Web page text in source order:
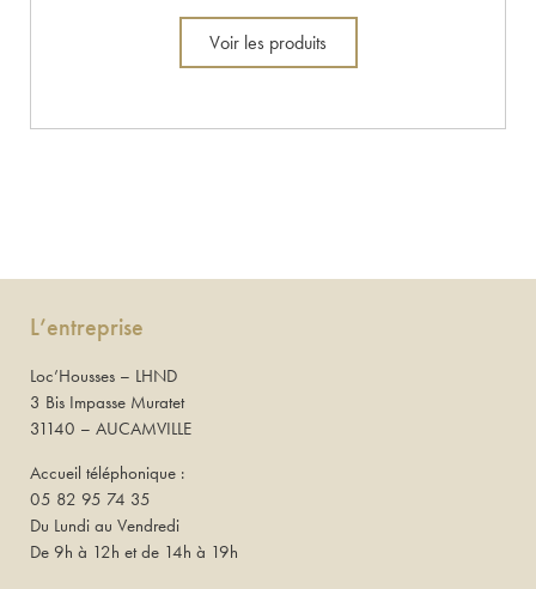
Voir les produits
L’entreprise
Loc’Housses – LHND
3 Bis Impasse Muratet
31140 – AUCAMVILLE
Accueil téléphonique :
05 82 95 74 35
Du Lundi au Vendredi
De 9h à 12h et de 14h à 19h